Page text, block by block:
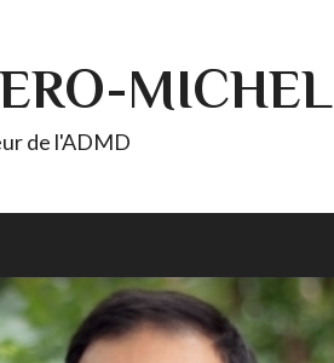
MICHEL
de l'ADMD